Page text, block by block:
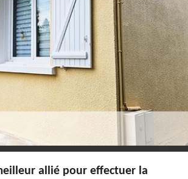
allié pour effectuer la